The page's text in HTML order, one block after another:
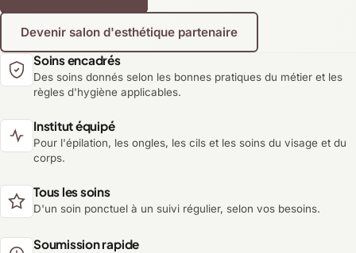
Devenir salon d'esthétique partenaire
Soins encadrés
Des soins donnés selon les bonnes pratiques du métier et les
règles d'hygiène applicables.
Institut équipé
Pour l'épilation, les ongles, les cils et les soins du visage et du
corps.
Tous les soins
D'un soin ponctuel à un suivi régulier, selon vos besoins.
Soumission rapide